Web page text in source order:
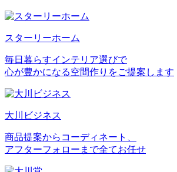
スターリーホーム
毎日暮らすインテリア選びで
心が豊かになる空間作りをご提案します
大川ビジネス
商品提案からコーディネート、
アフターフォローまで全てお任せ